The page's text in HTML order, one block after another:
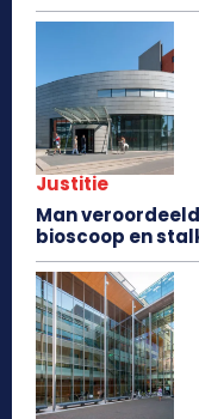
Justitie
Man
bioscoop en